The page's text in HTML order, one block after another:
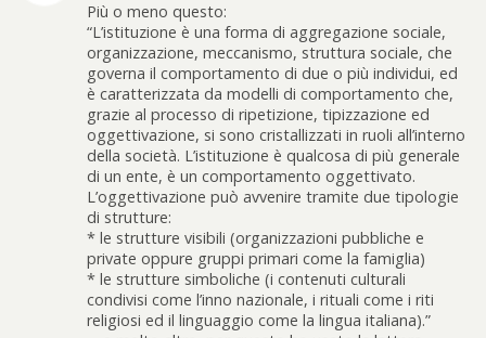
Più o meno questo:
“L’istituzione è una forma di aggregazione sociale,
organizzazione, meccanismo, struttura sociale, che
governa il comportamento di due o più individui, ed
è caratterizzata da modelli di comportamento che,
grazie al processo di ripetizione, tipizzazione ed
oggettivazione, si sono cristallizzati in ruoli all’interno
della società. L’istituzione è qualcosa di più generale
di un ente, è un comportamento oggettivato.
L’oggettivazione può avvenire tramite due tipologie
di strutture:
* le strutture visibili (organizzazioni pubbliche e
private oppure gruppi primari come la famiglia)
* le strutture simboliche (i contenuti culturali
condivisi come l’inno nazionale, i rituali come i riti
religiosi ed il linguaggio come la lingua italiana).”